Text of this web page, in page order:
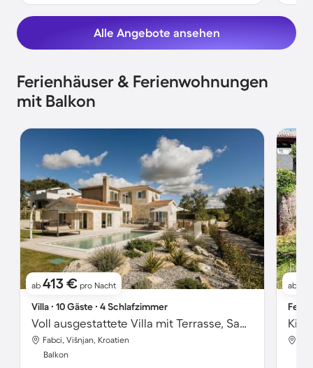
Alle Angebote ansehen
Ferienhäuser & Ferienwohnungen
mit Balkon
ab 413 € pro Nacht
Villa ∙ 10 Gäste ∙ 4 Schlafzimmer
Voll ausgestattete Villa mit Terrasse, Sauna und Garten | Haustiere sind willkommen
Fabci, Višnjan, Kroatien
Balkon
ab